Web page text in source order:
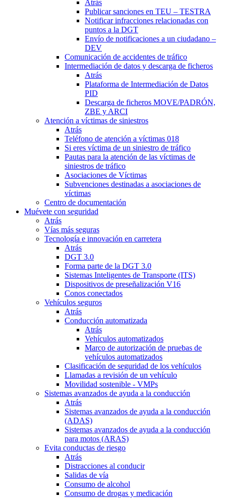
Atrás
Publicar sanciones en TEU – TESTRA
Notificar infracciones relacionadas con
puntos a la DGT
Envío de notificaciones a un ciudadano –
DEV
Comunicación de accidentes de tráfico
Intermediación de datos y descarga de ficheros
Atrás
Plataforma de Intermediación de Datos
PID
Descarga de ficheros MOVE/PADRÓN,
ZBE y ARCI
Atención a víctimas de siniestros
Atrás
Teléfono de atención a víctimas 018
Si eres víctima de un siniestro de tráfico
Pautas para la atención de las víctimas de
siniestros de tráfico
Asociaciones de Víctimas
Subvenciones destinadas a asociaciones de
víctimas
Centro de documentación
Muévete con seguridad
Atrás
Vías más seguras
Tecnología e innovación en carretera
Atrás
DGT 3.0
Forma parte de la DGT 3.0
Sistemas Inteligentes de Transporte (ITS)
Dispositivos de preseñalización V16
Conos conectados
Vehículos seguros
Atrás
Conducción automatizada
Atrás
Vehículos automatizados
Marco de autorización de pruebas de
vehículos automatizados
Clasificación de seguridad de los vehículos
Llamadas a revisión de un vehículo
Movilidad sostenible - VMPs
Sistemas avanzados de ayuda a la conducción
Atrás
Sistemas avanzados de ayuda a la conducción
(ADAS)
Sistemas avanzados de ayuda a la conducción
para motos (ARAS)
Evita conductas de riesgo
Atrás
Distracciones al conducir
Salidas de vía
Consumo de alcohol
Consumo de drogas y medicación